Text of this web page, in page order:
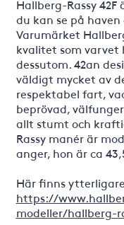
Hallberg-Rassy
du kan se på
Varumärket
kvalitet som varvet
dessutom. 42an
väldigt mycket av
respektabel fart,
beprövad,
allt stumt och
Rassy manér är
anger, hon är ca
Här finns
https://
modeller/hallberg-